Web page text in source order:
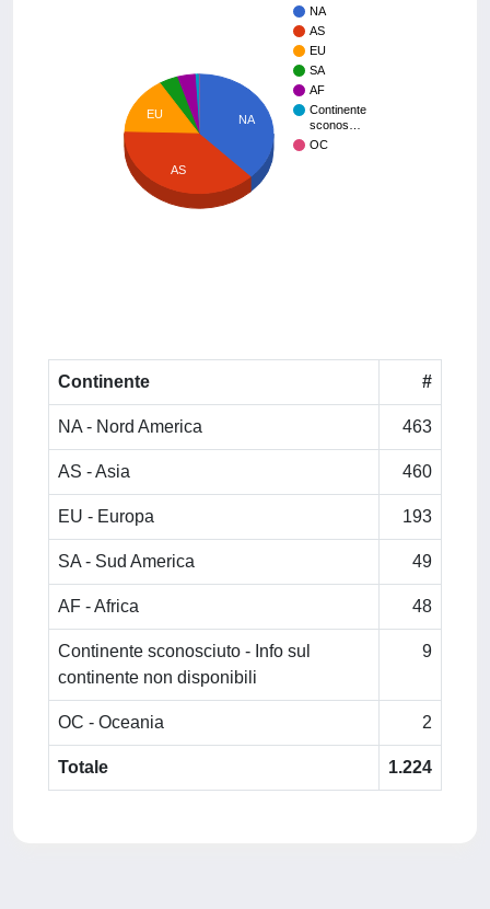
NA
AS
EU
SA
AF
Continente
sconos…
OC
NA
EU
AS
Continente #
NA - Nord America 463
AS - Asia 460
EU - Europa 193
SA - Sud America 49
AF - Africa 48
Continente sconosciuto - Info sul
continente non disponibili
9
OC - Oceania 2
Totale 1.224